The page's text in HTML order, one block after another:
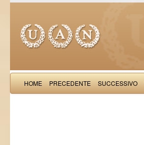
HOME PRECEDENTE SUCCESSIVO